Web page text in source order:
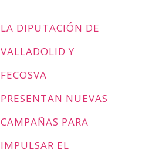
LA DIPUTACIÓN DE
VALLADOLID Y
FECOSVA
PRESENTAN NUEVAS
CAMPAÑAS PARA
IMPULSAR EL